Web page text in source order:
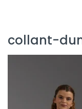
collant-